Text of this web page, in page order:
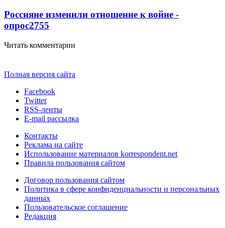
Россияне изменили отношение к войне -
опрос2755
Читать комментарии
Полная версия сайта
Facebook
Twitter
RSS-ленты
E-mail рассылка
Контакты
Реклама на сайте
Использование материалов korrespondent.net
Правила пользования сайтом
Договор пользования сайтом
Политика в сфере конфиденциальности и персональных
данных
Пользовательское соглашение
Редакция